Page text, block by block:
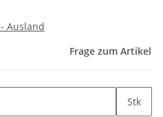
- Ausland
Frage zum Artikel
Stk